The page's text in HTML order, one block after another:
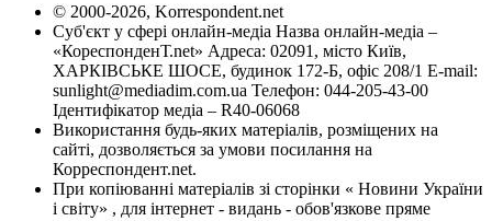
© 2000-2026, Korrespondent.net
Суб'єкт у сфері онлайн-медіа Назва онлайн-медіа –
«КореспонденТ.net» Адреса: 02091, місто Київ,
ХАРКІВСЬКЕ ШОСЕ, будинок 172-Б, офіс 208/1 E-mail:
sunlight@mediadim.com.ua Телефон: 044-205-43-00
Ідентифікатор медіа – R40-06068
Використання будь-яких матеріалів, розміщених на
сайті, дозволяється за умови посилання на
Корреспондент.net.
При копіюванні матеріалів зі сторінки « Новини України
і світу» , для інтернет - видань - обов'язкове пряме